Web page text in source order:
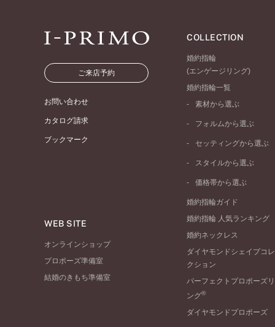
ご来店予約
お問い合わせ
カタログ請求
ブックマーク
WEB SITE
オンラインショップ
プロポーズ準備室
結婚のきもち準備室
COLLECTION
婚約指輪
(エンゲージリング)
婚約指輪一覧
素材から選ぶ
プラチナ
ピンクゴールド
ペールブラウンゴール
フォルムから選ぶ
ストレートライン
V字ライン
セッティングから選ぶ
ソリテール
ダブルサイドメレ
ラインメレ
スタイルから選ぶ
シンプル
モード
エレガント
ゴージャス
価格帯から選ぶ
50万円台～
20万円台～
10万円台～
婚約指輪ガイド
婚約指輪 人気ランキング
婚約ネックレス
ダイヤモンドシェイプコレ
クション
パーフェクトプロポーズリ
ング®
ダイヤモンドプロポーズ